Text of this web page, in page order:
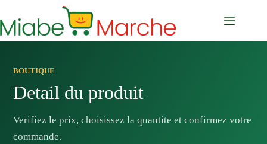
contenu
BOUTIQUE
Detail du produit
Verifiez le prix, choisissez la quantite et confirmez votre
commande.